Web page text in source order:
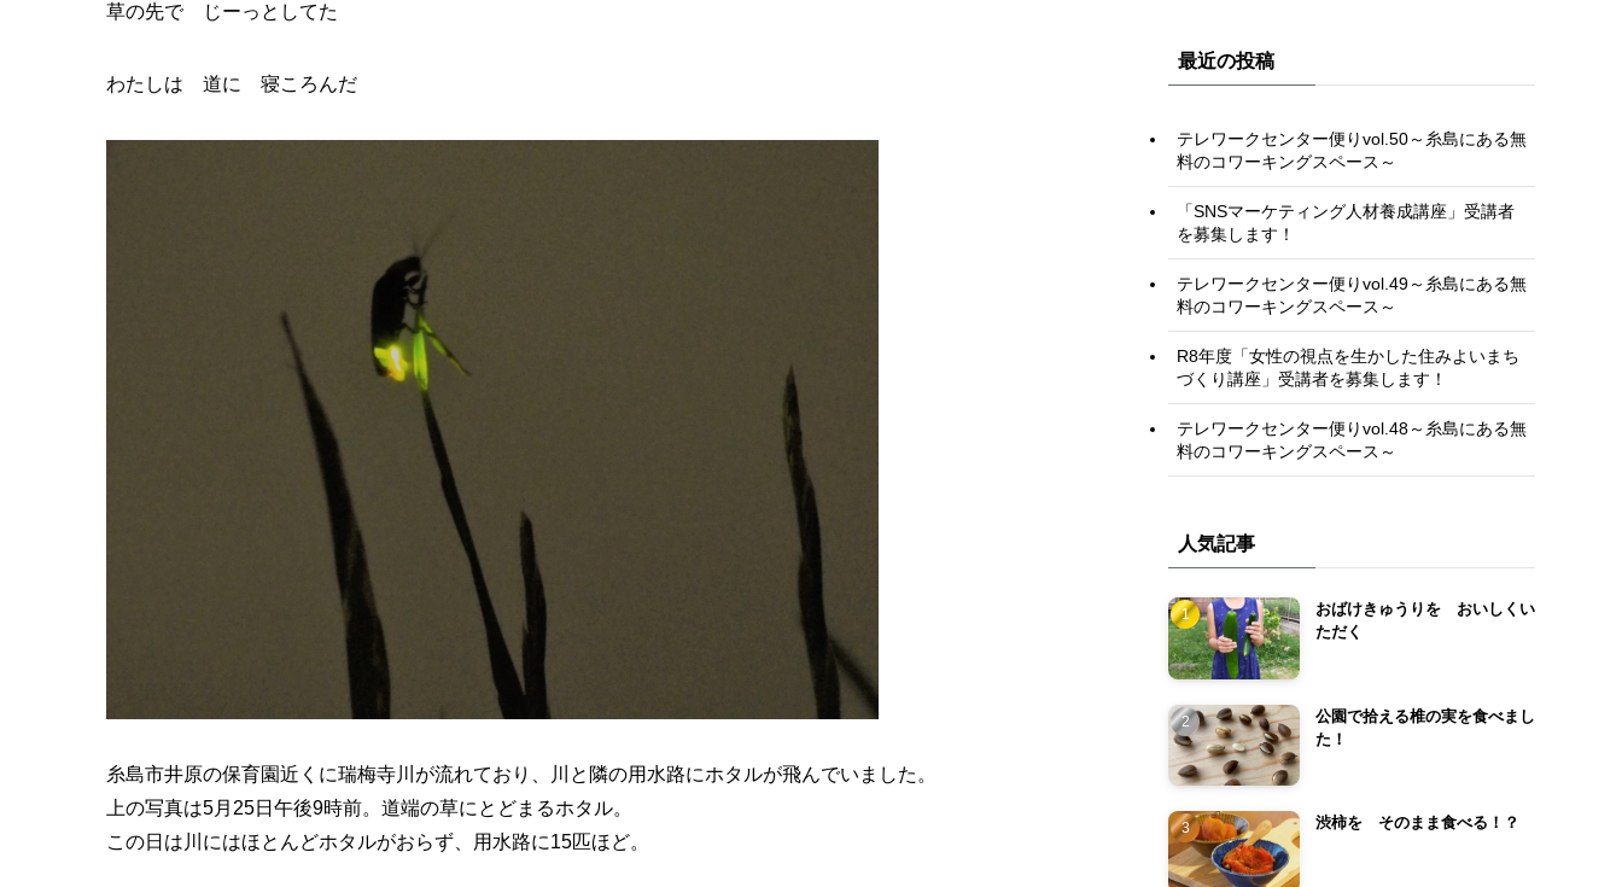
草の先で じーっとしてた
わたしは 道に 寝ころんだ
糸島市井原の保育園近くに瑞梅寺川が流れており、川と隣の用水路にホタルが飛んでいました。
上の写真は5月25日午後9時前。道端の草にとどまるホタル。
この日は川にはほとんどホタルがおらず、用水路に15匹ほど。
最近の投稿
テレワークセンター便りvol.50～糸島にある無
料のコワーキングスペース～
「SNSマーケティング人材養成講座」受講者
を募集します！
テレワークセンター便りvol.49～糸島にある無
料のコワーキングスペース～
R8年度「女性の視点を生かした住みよいまち
づくり講座」受講者を募集します！
テレワークセンター便りvol.48～糸島にある無
料のコワーキングスペース～
人気記事
おばけきゅうりを おいしくい
ただく
公園で拾える椎の実を食べまし
た！
渋柿を そのまま食べる！？